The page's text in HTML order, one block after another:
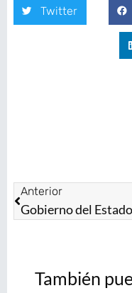
Twitter
Anterior
También